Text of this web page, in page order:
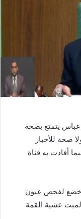
يتمتع بصحة
صحة للأخبار
أفادت به قناة
خضع لفحص عيون
عشية القمة